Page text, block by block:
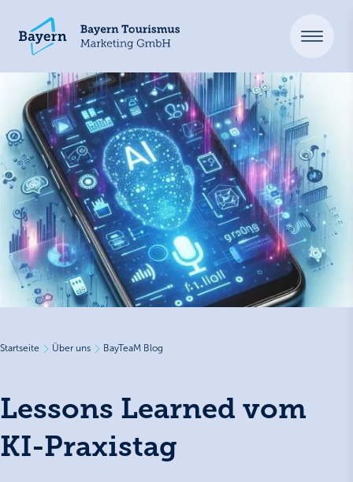
Startseite Über uns BayTeaM Blog
Lessons Learned vom
KI-Praxistag